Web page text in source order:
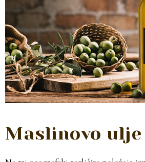
Maslinovo ulje